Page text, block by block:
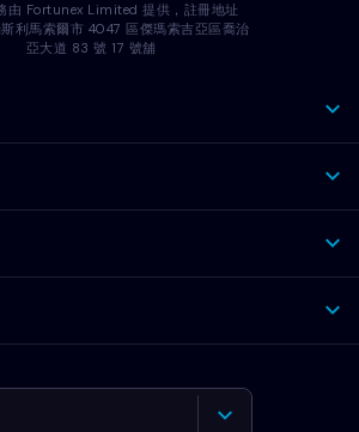
由 Fortunex Limited 提供，註冊地址
利馬索爾市 4047 區傑瑪索吉亞區喬治
亞大道 83 號 17 號舖